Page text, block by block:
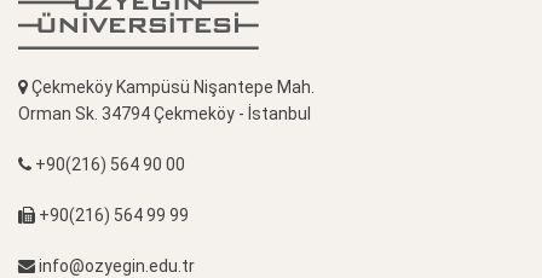
Çekmeköy Kampüsü Nişantepe Mah.
Orman Sk. 34794 Çekmeköy - İstanbul
+90(216) 564 90 00
+90(216) 564 99 99
info@ozyegin.edu.tr